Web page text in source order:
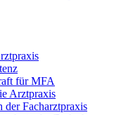
für MFA
Arztpraxis
der Facharztpraxis